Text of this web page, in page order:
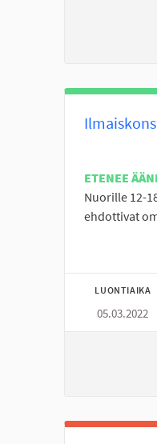
ETENEE
Nuorille 12-
ehdottivat
LUONTIAIKA
05.03.2022